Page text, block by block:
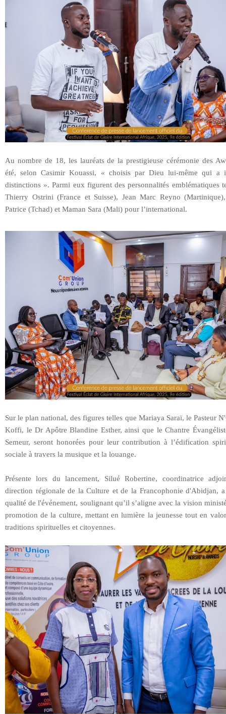
Au nombre de 18, les lauréats de la prestigieuse cérémonie des
été, selon Casimir Kouassi, « choisis par Dieu lui-même qui a
distinctions ». Parmi eux figurent des personnalités emblématiques
Thierry Ostrini (France et Suisse), Jean Marc Reyno
Patrice (Tchad) et Maman Sara (Mali) pour l’international.
Sur le plan national, des figures telles que Mariaya Saraï, le Pasteur
Koffi, le Dr Apôtre Blandine Esther, ainsi que le Chantre
Semeur, seront honorées pour leur contribution à l’édification
sociale à travers la musique et la louange.
Présente lors du lancement, Silué Robertine, coordinatrice
direction régionale de la Culture et de la Francophonie d'Abidjan,
qualité de l'événement, soulignant qu’il s’aligne avec la vision
promotion de la culture, mettant en lumière la jeunesse tout en
traditions spirituelles et citoyennes.